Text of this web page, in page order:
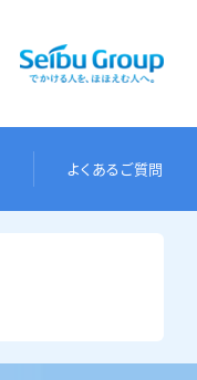
よくあるご質問